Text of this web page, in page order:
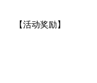
【活动奖励】